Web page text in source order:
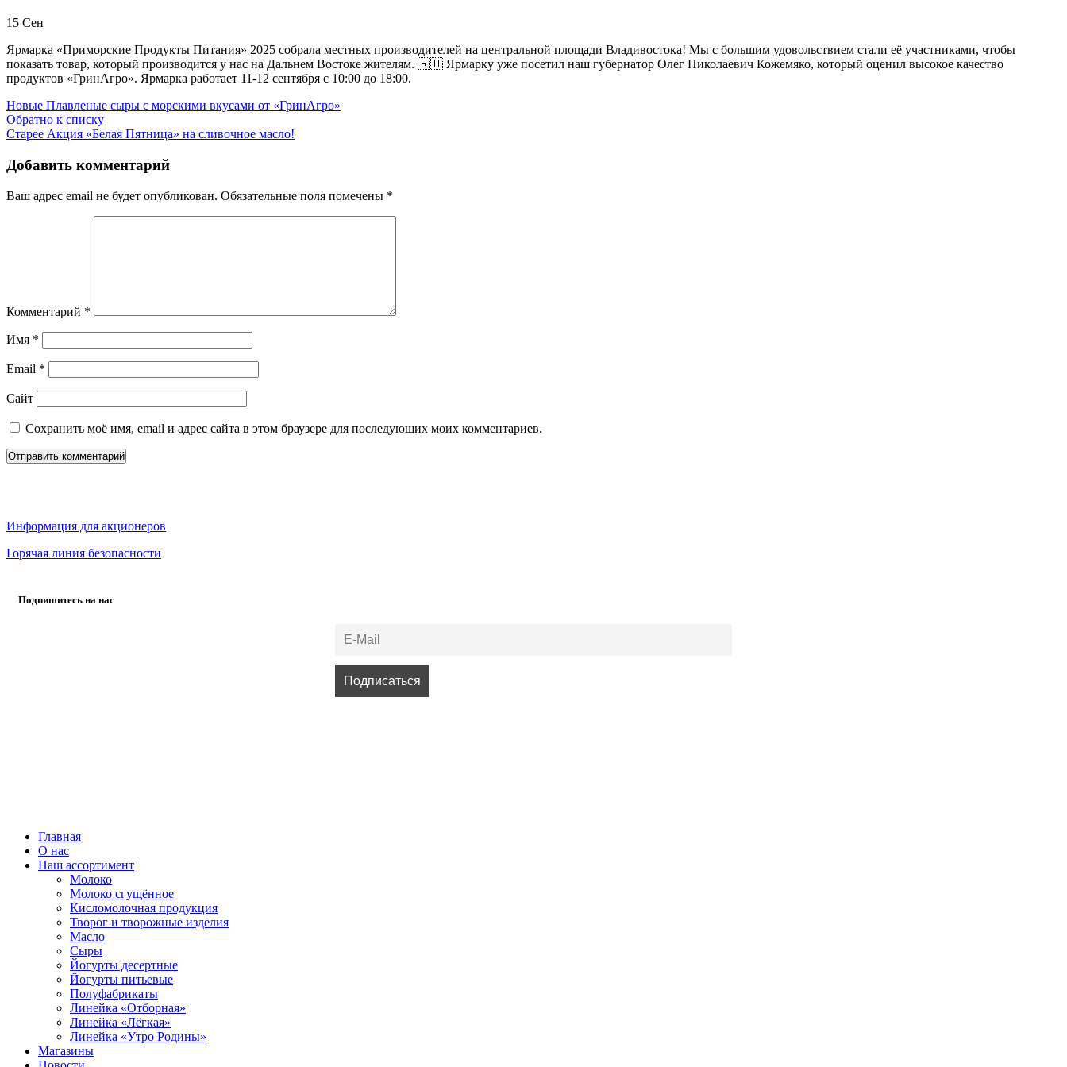
15 Сен
Ярмарка «Приморские Продукты Питания» 2025 собрала местных производителей на центральной площади Владивостока! Мы с большим удовольствием стали её участниками, чтобы
показать товар, который производится у нас на Дальнем Востоке жителям. 🇷🇺 Ярмарку уже посетил наш губернатор Олег Николаевич Кожемяко, который оценил высокое качество
продуктов «ГринАгро». Ярмарка работает 11-12 сентября с 10:00 до 18:00.
Новые Плавленые сыры с морскими вкусами от «ГринАгро»
Обратно к списку
Старее Акция «Белая Пятница» на сливочное масло!
Добавить комментарий
Ваш адрес email не будет опубликован. Обязательные поля помечены *
Комментарий *
Имя *
Email *
Сайт
Сохранить моё имя, email и адрес сайта в этом браузере для последующих моих комментариев.
Информация для акционеров
Горячая линия безопасности
Подпишитесь на нас
Главная
О нас
Наш ассортимент
Молоко
Молоко сгущённое
Кисломолочная продукция
Творог и творожные изделия
Масло
Сыры
Йогурты десертные
Йогурты питьевые
Полуфабрикаты
Линейка «Отборная»
Линейка «Лёгкая»
Линейка «Утро Родины»
Магазины